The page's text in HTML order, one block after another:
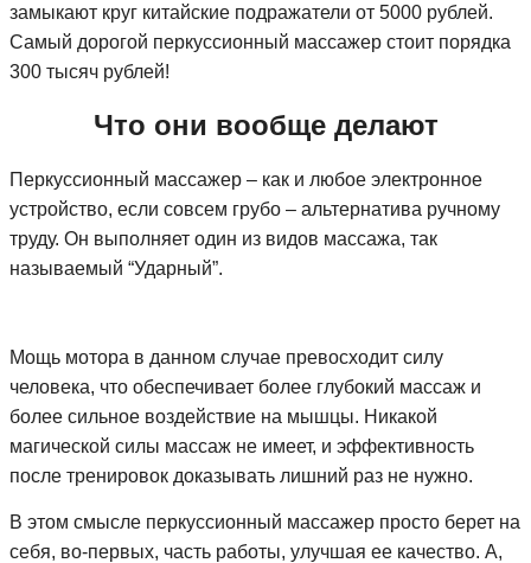
замыкают круг китайские подражатели от 5000 рублей.
Самый дорогой перкуссионный массажер стоит порядка
300 тысяч рублей!
Что они вообще делают
Перкуссионный массажер – как и любое электронное
устройство, если совсем грубо – альтернатива ручному
труду. Он выполняет один из видов массажа, так
называемый “Ударный”.
Мощь мотора в данном случае превосходит силу
человека, что обеспечивает более глубокий массаж и
более сильное воздействие на мышцы. Никакой
магической силы массаж не имеет, и эффективность
после тренировок доказывать лишний раз не нужно.
В этом смысле перкуссионный массажер просто берет на
себя, во-первых, часть работы, улучшая ее качество. А,